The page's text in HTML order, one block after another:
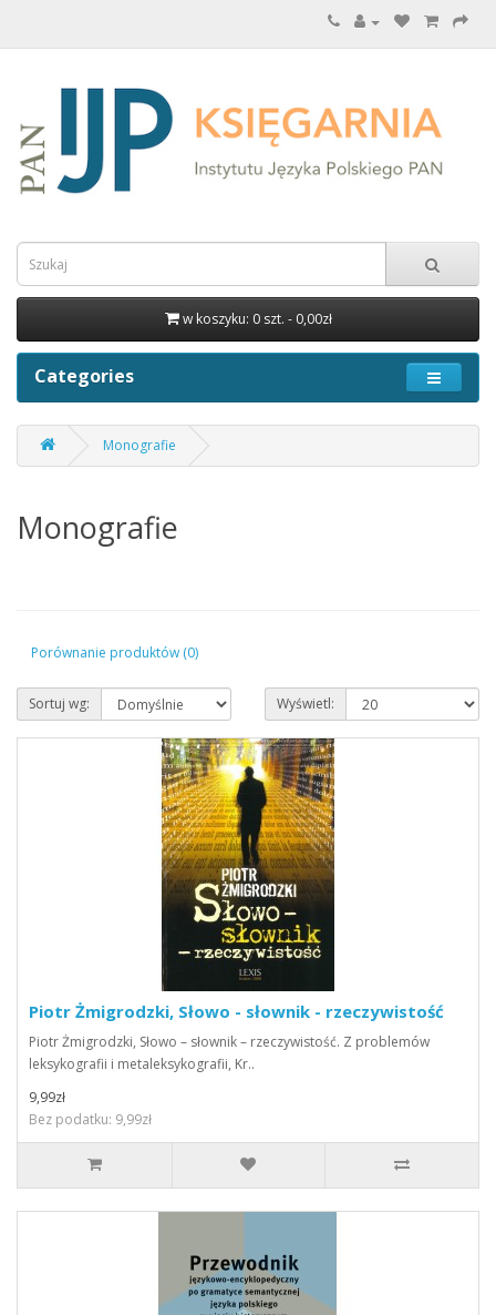
w koszyku: 0 szt. - 0,00zł
Categories
Monografie
Monografie
Porównanie produktów (0)
Sortuj wg: Wyświetl:
Piotr Żmigrodzki, Słowo - słownik - rzeczywistość
Piotr Żmigrodzki, Słowo – słownik – rzeczywistość. Z problemów
leksykografii i metaleksykografii, Kr..
9,99zł
Bez podatku: 9,99zł